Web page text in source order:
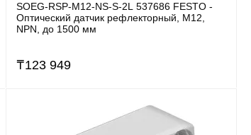
SOEG-RSP-M12-NS-S-2L 537686 FESTO -
Оптический датчик рефлекторный, M12,
NPN, до 1500 мм
₸123 949